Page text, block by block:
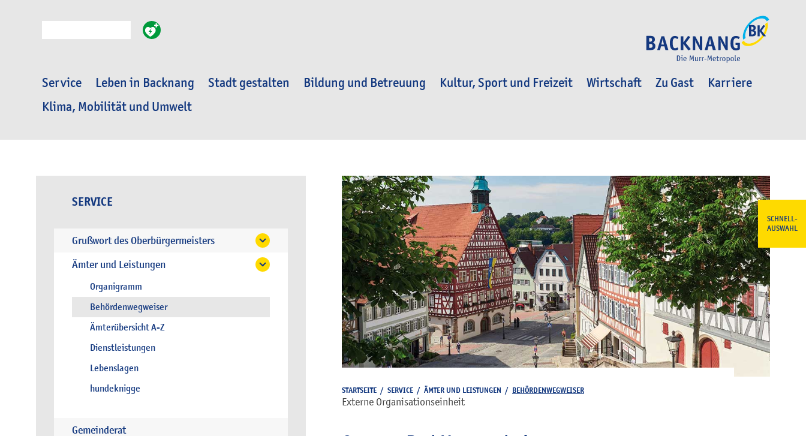
Service Leben in Backnang Stadt gestalten Bildung und Betreuung Kultur, Sport und Freizeit Wirtschaft Zu Gast
Karriere
Klima, Mobilität und Umwelt
SCHNELL-
AUSWAHL
SERVICE
Grußwort des Oberbürgermeisters
Ämter und Leistungen
Organigramm
Behördenwegweiser
Ämterübersicht A-Z
Dienstleistungen
Lebenslagen
hundeknigge
Gemeinderat
STARTSEITE / SERVICE / ÄMTER UND LEISTUNGEN / BEHÖRDENWEGWEISER
Externe Organisationseinheit